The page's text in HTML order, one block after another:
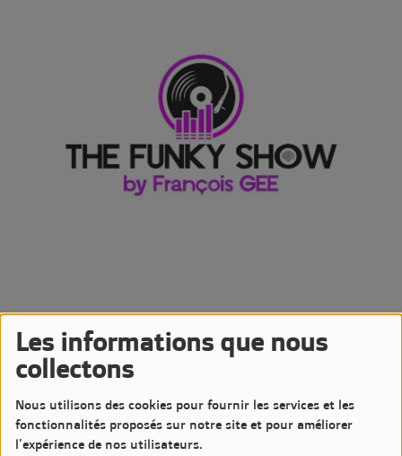
Les informations que nous
collectons
Nous utilisons des cookies pour fournir les services et les
fonctionnalités proposés sur notre site et pour améliorer
l'expérience de nos utilisateurs.
09 DÉCEMBRE 2023 - 3322 VUES
Écouter le podcast
Podcast de l'émission The Funky Show by François GEE
Diffusée le Samedi 9 Décembre 2023 à 20h sur LM7 Radio